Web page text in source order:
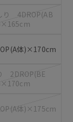
り 4DROP(AB
体)×170cm
2DROP(BE
体)×175cm